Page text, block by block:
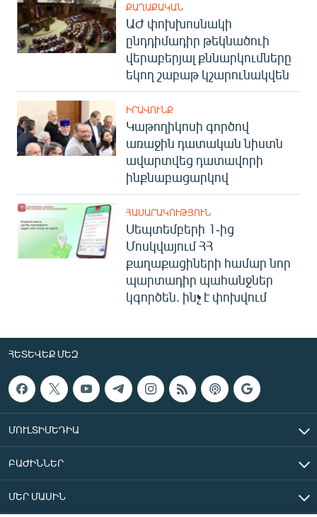
ՔԱՂԱՔԱԿԱՆ
ԱԺ փոխխոսնակի
ընդդիմադիր թեկնածուի
վերաբերյալ քննարկումները
եկող շաբաթ կշարունակվեն
ԻՐԱՎՈՒՆՔ
Կաթողիկոսի գործով
առաջին դատական նիստն
ավարտվեց դատավորի
ինքնաբացարկով
ՀԱՍԱՐԱԿՈՒԹՅՈՒՆ
Սեպտեմբերի 1-ից
Մոսկվայում ՀՀ
քաղաքացիների համար նոր
պարտադիր պահանջներ
կգործեն. ինչ է փոխվում
ՀԵՏԵՎԵՔ ՄԵԶ
ՄՈՒԼՏԻՄԵԴԻԱ
ԲԱԺԻՆՆԵՐ
ՄԵՐ ՄԱՍԻՆ